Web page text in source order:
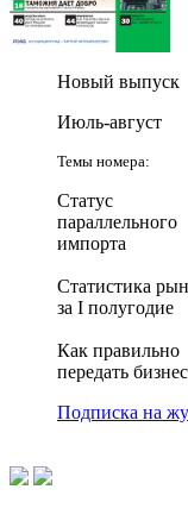
Новый выпуск
Июль-август
Темы номера:
Статус
параллельного
импорта
Статистика
за I полугодие
Как правильно
передать бизнес
Подписка на